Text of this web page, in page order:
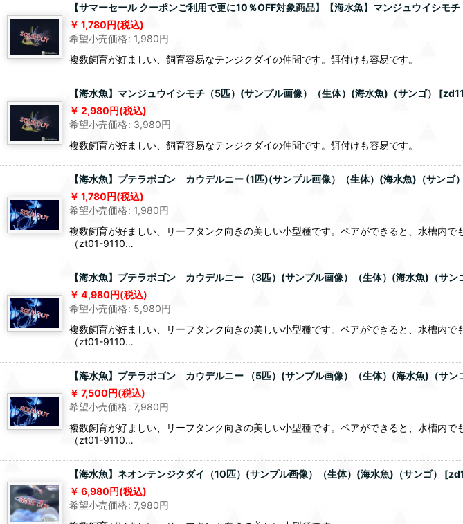
【サマーセール クーポンご利用で更に10％OFF対象商品】【海水魚】マンジュウイシモ
1,780円(税込)
希望小売価格: 1,980円
複数飼育が好ましい、飼育容易なテンジクダイの仲間です。餌付けも容易です。
【海水魚】マンジュウイシモチ（5匹）(サンプル画像）（生体）(海水魚)（サンゴ） [
2,980円(税込)
希望小売価格: 3,980円
複数飼育が好ましい、飼育容易なテンジクダイの仲間です。餌付けも容易です。
【海水魚】プテラポゴン カウデルニー (1匹)(サンプル画像）（生体）(海水魚)（サンゴ）
1,780円(税込)
希望小売価格: 1,980円
複数飼育が好ましい、リーフタンク向きの美しい小型種です。ペアができると、水槽
（zt01-9110…
【海水魚】プテラポゴン カウデルニー （3匹）(サンプル画像）（生体）(海水魚)（サン
4,980円(税込)
希望小売価格: 5,980円
複数飼育が好ましい、リーフタンク向きの美しい小型種です。ペアができると、水槽
（zt01-9110…
【海水魚】プテラポゴン カウデルニー （5匹）(サンプル画像）（生体）(海水魚)（サン
7,500円(税込)
希望小売価格: 7,980円
複数飼育が好ましい、リーフタンク向きの美しい小型種です。ペアができると、水槽
（zt01-9110…
【海水魚】ネオンテンジクダイ（10匹）(サンプル画像）（生体）(海水魚)（サンゴ） [
6,980円(税込)
希望小売価格: 7,980円